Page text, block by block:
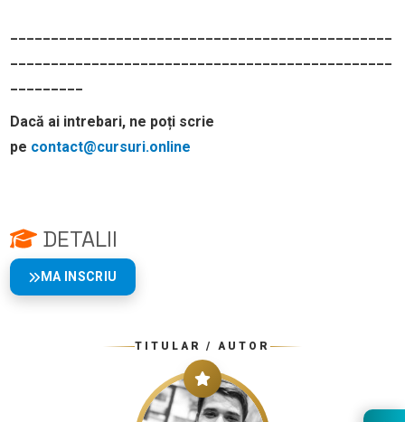
Dacă ai intrebari, ne poți scrie
pe contact@cursuri.online
DETALII
MA INSCRIU
TITULAR / AUTOR